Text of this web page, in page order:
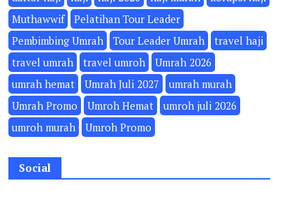
Muthawwif
Pelatihan Tour Leader
Pembimbing Umrah
Tour Leader Umrah
travel haji
travel umrah
travel umroh
Umrah 2026
umrah hemat
Umrah Juli 2027
umrah murah
Umrah Promo
Umroh Hemat
umroh juli 2026
umroh murah
Umroh Promo
Social